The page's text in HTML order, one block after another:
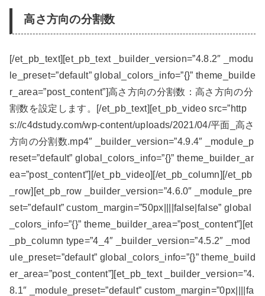
高さ方向の分割数
[/et_pb_text][et_pb_text _builder_version=”4.8.2″ _modu
le_preset=”default” global_colors_info=”{}” theme_builde
r_area=”post_content”]高さ方向の分割数：高さ方向の分
割数を設定します。[/et_pb_text][et_pb_video src=”http
s://c4dstudy.com/wp-content/uploads/2021/04/平面_高さ
方向の分割数.mp4″ _builder_version=”4.9.4″ _module_p
reset=”default” global_colors_info=”{}” theme_builder_ar
ea=”post_content”][/et_pb_video][/et_pb_column][/et_pb
_row][et_pb_row _builder_version=”4.6.0″ _module_pre
set=”default” custom_margin=”50px||||false|false” global
_colors_info=”{}” theme_builder_area=”post_content”][et
_pb_column type=”4_4″ _builder_version=”4.5.2″ _mod
ule_preset=”default” global_colors_info=”{}” theme_build
er_area=”post_content”][et_pb_text _builder_version=”4.
8.1″ _module_preset=”default” custom_margin=”0px||||fa